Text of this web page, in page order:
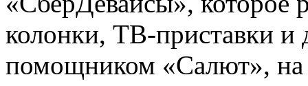
колонки, ТВ-приставки и
помощником «Салют»,